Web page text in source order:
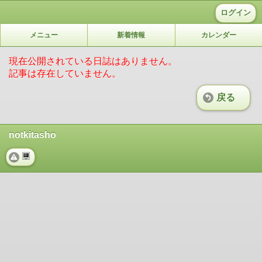
ログイン
メニュー 新着情報 カレンダー
現在公開されている日誌はありません。
記事は存在していません。
戻る
notkitasho